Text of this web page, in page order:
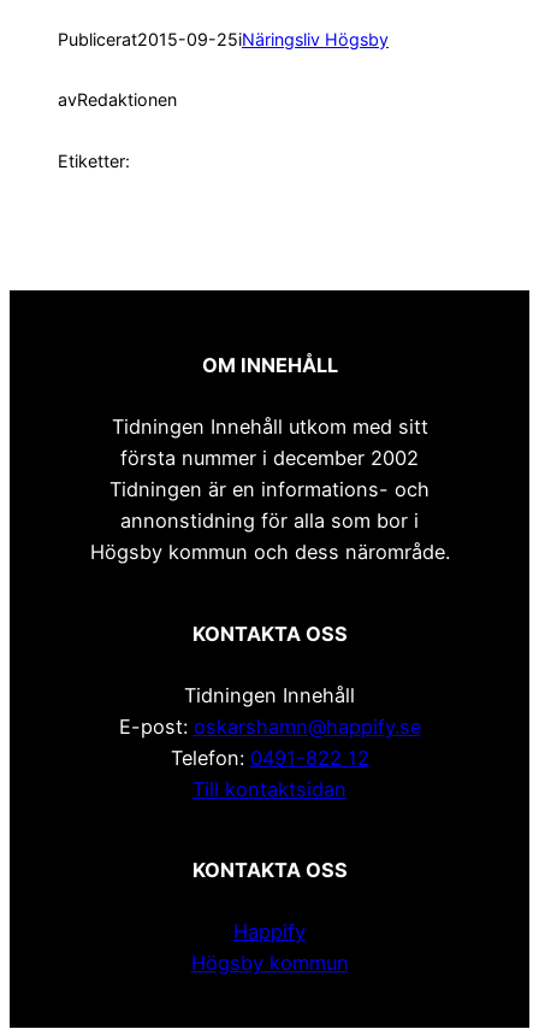
Publicerat2015-09-25iNäringsliv Högsby
avRedaktionen
Etiketter:
OM INNEHÅLL
Tidningen Innehåll utkom med sitt
första nummer i december 2002
Tidningen är en informations- och
annonstidning för alla som bor i
Högsby kommun och dess närområde.
KONTAKTA OSS
Tidningen Innehåll
E-post: oskarshamn@happify.se
Telefon: 0491-822 12
Till kontaktsidan
KONTAKTA OSS
Happify
Högsby kommun